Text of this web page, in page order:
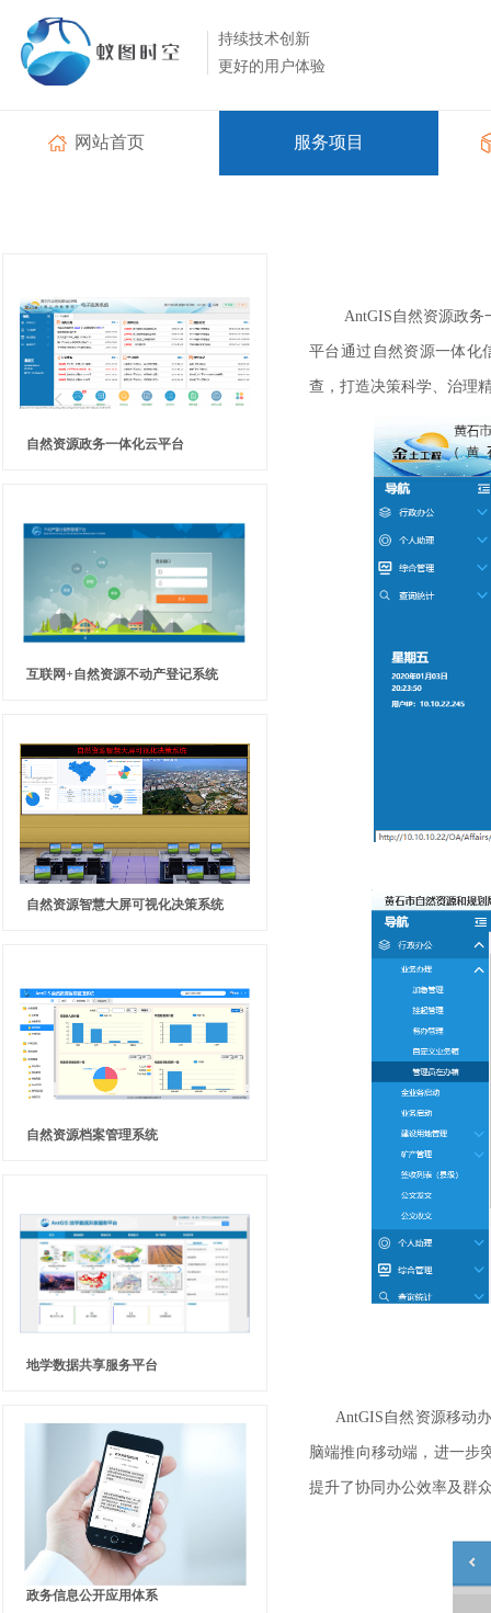
持续技术创新
更好的用户体验
网站首页 服务项目
自然资源政务一体化云平台
互联网+自然资源不动产登记系统
自然资源智慧大屏可视化决策系统
自然资源档案管理系统
地学数据共享服务平台
政务信息公开应用体系
AntGIS 自然资源政
平台通过自然资源一体化
查，打造决策科学、治理
AntGIS 自然资源移动
脑端推向移动端，进一步
提升了协同办公效率及群